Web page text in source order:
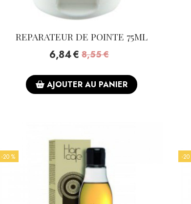
REPARATEUR DE POINTE 75ML
6,84€ 8,55€
AJOUTER AU PANIER
-20 % -20